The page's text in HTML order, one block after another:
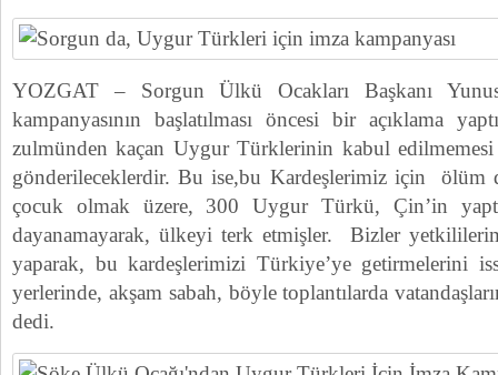
YOZGAT – Sorgun Ülkü Ocakları Başkanı
kampanyasının başlatılması öncesi bir açıklama
zulmünden kaçan Uygur Türklerinin kabul
gönderileceklerdir. Bu ise,bu Kardeşlerimiz için ölüm
çocuk olmak üzere, 300 Uygur Türkü, Çin’in
dayanamayarak, ülkeyi terk etmişler. Bizler
yaparak, bu kardeşlerimizi Türkiye’ye getirmelerini
yerlerinde, akşam sabah, böyle toplantılarda
dedi.